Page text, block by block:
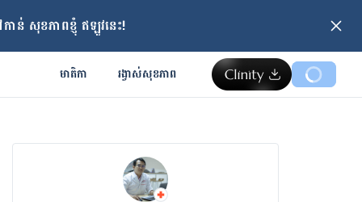
ន់ សុខភាពខ្ញុំ ឥឡូវនេះ!
មាតិកា រង្វាស់​សុខភាព